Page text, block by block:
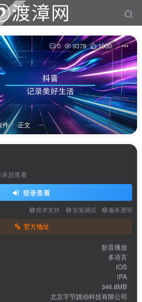
件 正文
0 9378 1000
后查看
登录查看
技术支持 安装调试 服务透明
官方地址
影音播放
多语言
IOS
IPA
346.8MB
北京字节跳动科技有限公司
录或注册